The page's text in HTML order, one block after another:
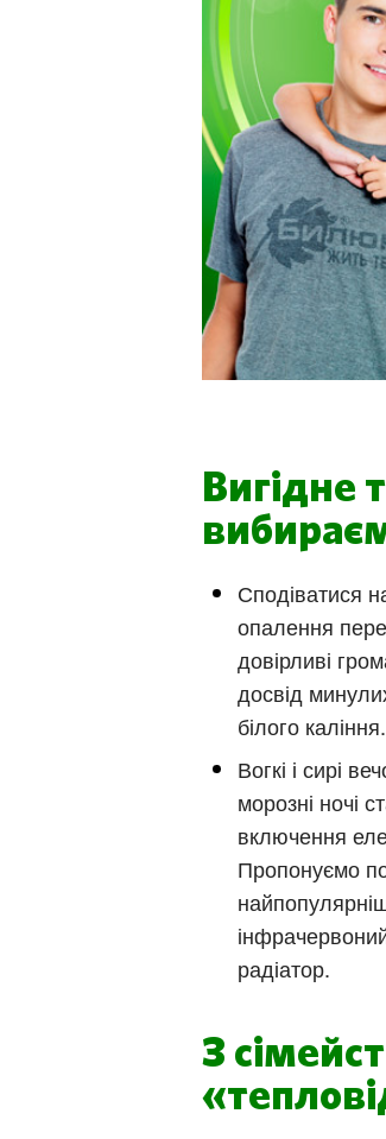
Вигідне
Сподіватися
опалення
довірливі
досвід
білого каління.
Вогкі і сирі
морозні ночі
включення
Пропонуємо
радіатор.
З